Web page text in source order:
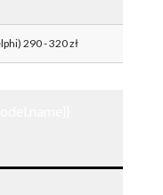
290 - 320 zł